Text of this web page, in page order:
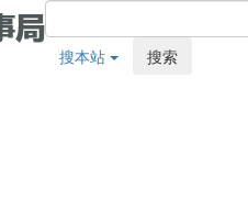
搜本站 搜索